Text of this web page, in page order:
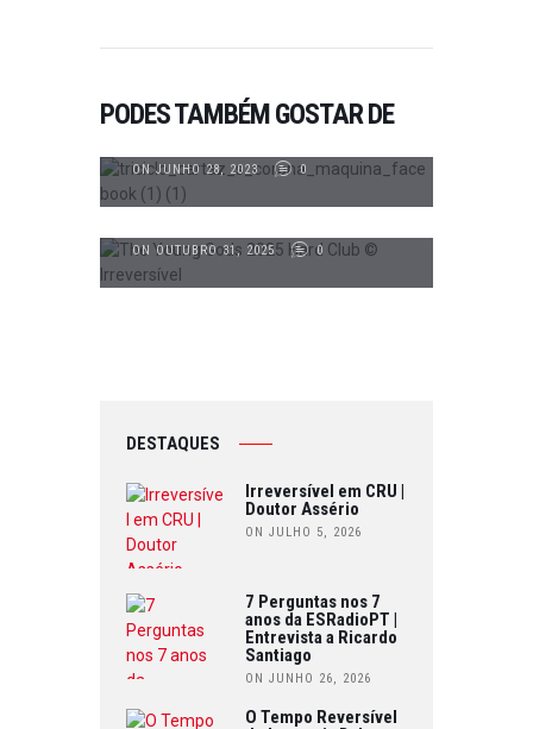
PODES TAMBÉM GOSTAR DE
SOLAR CORONA E MДQUIИД EM
ON JUNHO 28, 2023
0
CRÓNICAS
ON OUTUBRO 31, 2025 0
DESTAQUES
Irreversível em CRU |
Doutor Assério
ON JULHO 5, 2026
7 Perguntas nos 7
anos da ESRadioPT |
Entrevista a Ricardo
Santiago
ON JUNHO 26, 2026
O Tempo Reversível